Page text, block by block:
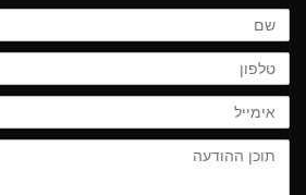
שם
טלפון
אימייל
תוכן
ההודעה